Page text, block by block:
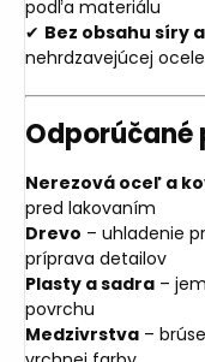
podľa materiálu
✔ Bez obsahu síry
nehrdzavejúcej ocele
Odporúčané
Nerezová oceľ a
pred lakovaním
Drevo – uhladenie
príprava detailov
Plasty a sadra –
povrchu
Medzivrstva –